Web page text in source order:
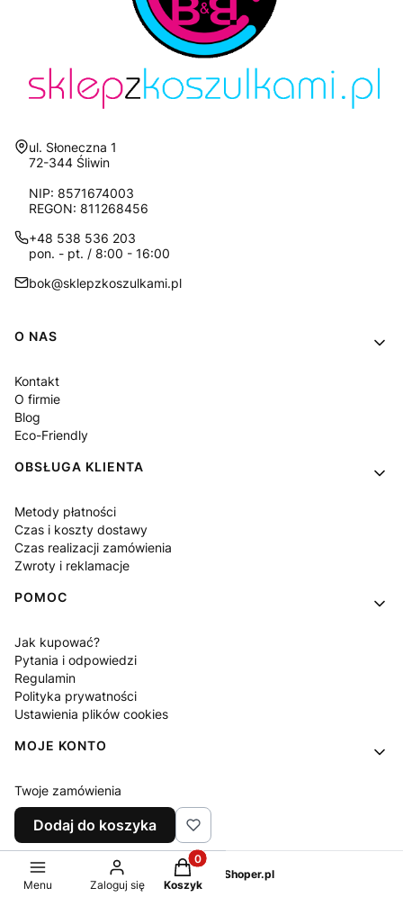
Adres:
ul. Słoneczna 1
72-344 Śliwin
NIP: 8571674003
REGON: 811268456
+48 538 536 203
pon. - pt. / 8:00 - 16:00
bok@sklepzkoszulkami.pl
Linki w stopce
O NAS
Kontakt
O firmie
Blog
Eco-Friendly
OBSŁUGA KLIENTA
Metody płatności
Czas i koszty dostawy
Czas realizacji zamówienia
Zwroty i reklamacje
POMOC
Jak kupować?
Pytania i odpowiedzi
Regulamin
Polityka prywatności
Ustawienia plików cookies
MOJE KONTO
Twoje zamówienia
Ustawienia konta
Ulubione
Sklep internetowy Shoper.pl
Dodaj do koszyka
Menu Zaloguj się
Produkty w koszyku: 0. Zobacz
Koszyk